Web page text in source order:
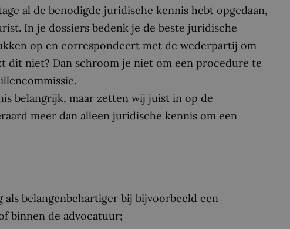
al de benodigde juridische kennis hebt opgedaan,
In je dossiers bedenk je de beste juridische
op en correspondeert met de wederpartij om
dit niet? Dan schroom je niet om een procedure te
belangrijk, maar zetten wij juist in op de
meer dan alleen juridische kennis om een
belangenbehartiger bij bijvoorbeeld een
binnen de advocatuur;